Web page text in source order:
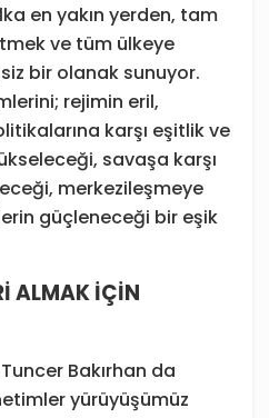
en yakın yerden, tam
ve tüm ülkeye
bir olanak sunuyor.
rejimin eril,
karşı eşitlik ve
savaşa karşı
merkezileşmeye
güçleneceği bir eşik
ALMAK İÇİN
Tuncer Bakırhan da
yürüyüşümüz